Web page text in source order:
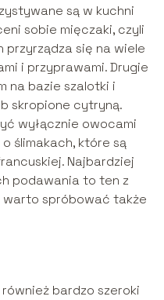
są w kuchni
sobie mięczaki, czyli
przyrządza się na wiele
i przyprawami. Drugie
na bazie szalotki i
skropione cytryną.
wyłącznie owocami
ślimakach, które są
Najbardziej
podawania to ten z
warto spróbować także
bardzo szeroki